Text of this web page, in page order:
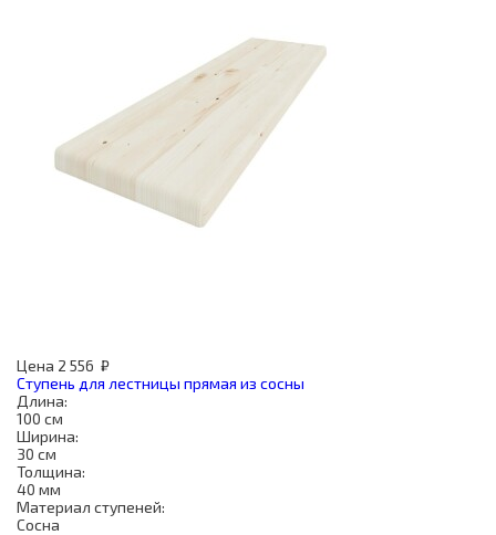
Цена 2 556 ₽
Ступень для лестницы прямая из сосны
Длина:
100 см
Ширина:
30 см
Толщина:
40 мм
Материал ступеней:
Сосна